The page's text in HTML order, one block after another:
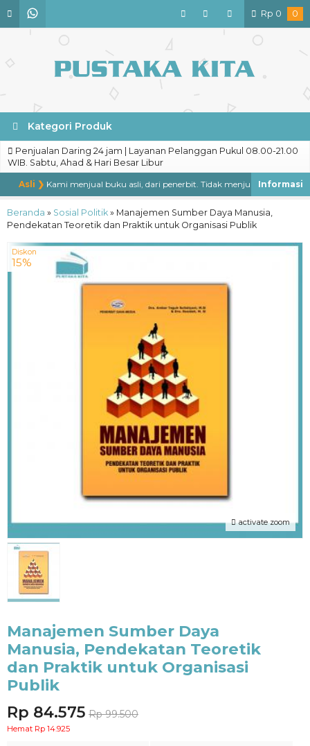
Rp 0 0
Kategori Produk
Penjualan Daring 24 jam | Layanan Pelanggan Pukul 08.00-21.00
WIB. Sabtu, Ahad & Hari Besar Libur
Asli ❯ Kami menjual buku asli, dari penerbit. Tidak menjual buku
Beranda » Sosial Politik » Manajemen Sumber Daya Manusia,
Pendekatan Teoretik dan Praktik untuk Organisasi Publik
activate zoom
Diskon
15%
Manajemen Sumber Daya
Manusia, Pendekatan Teoretik
dan Praktik untuk Organisasi
Publik
Rp 84.575 Rp 99.500
Hemat Rp 14.925